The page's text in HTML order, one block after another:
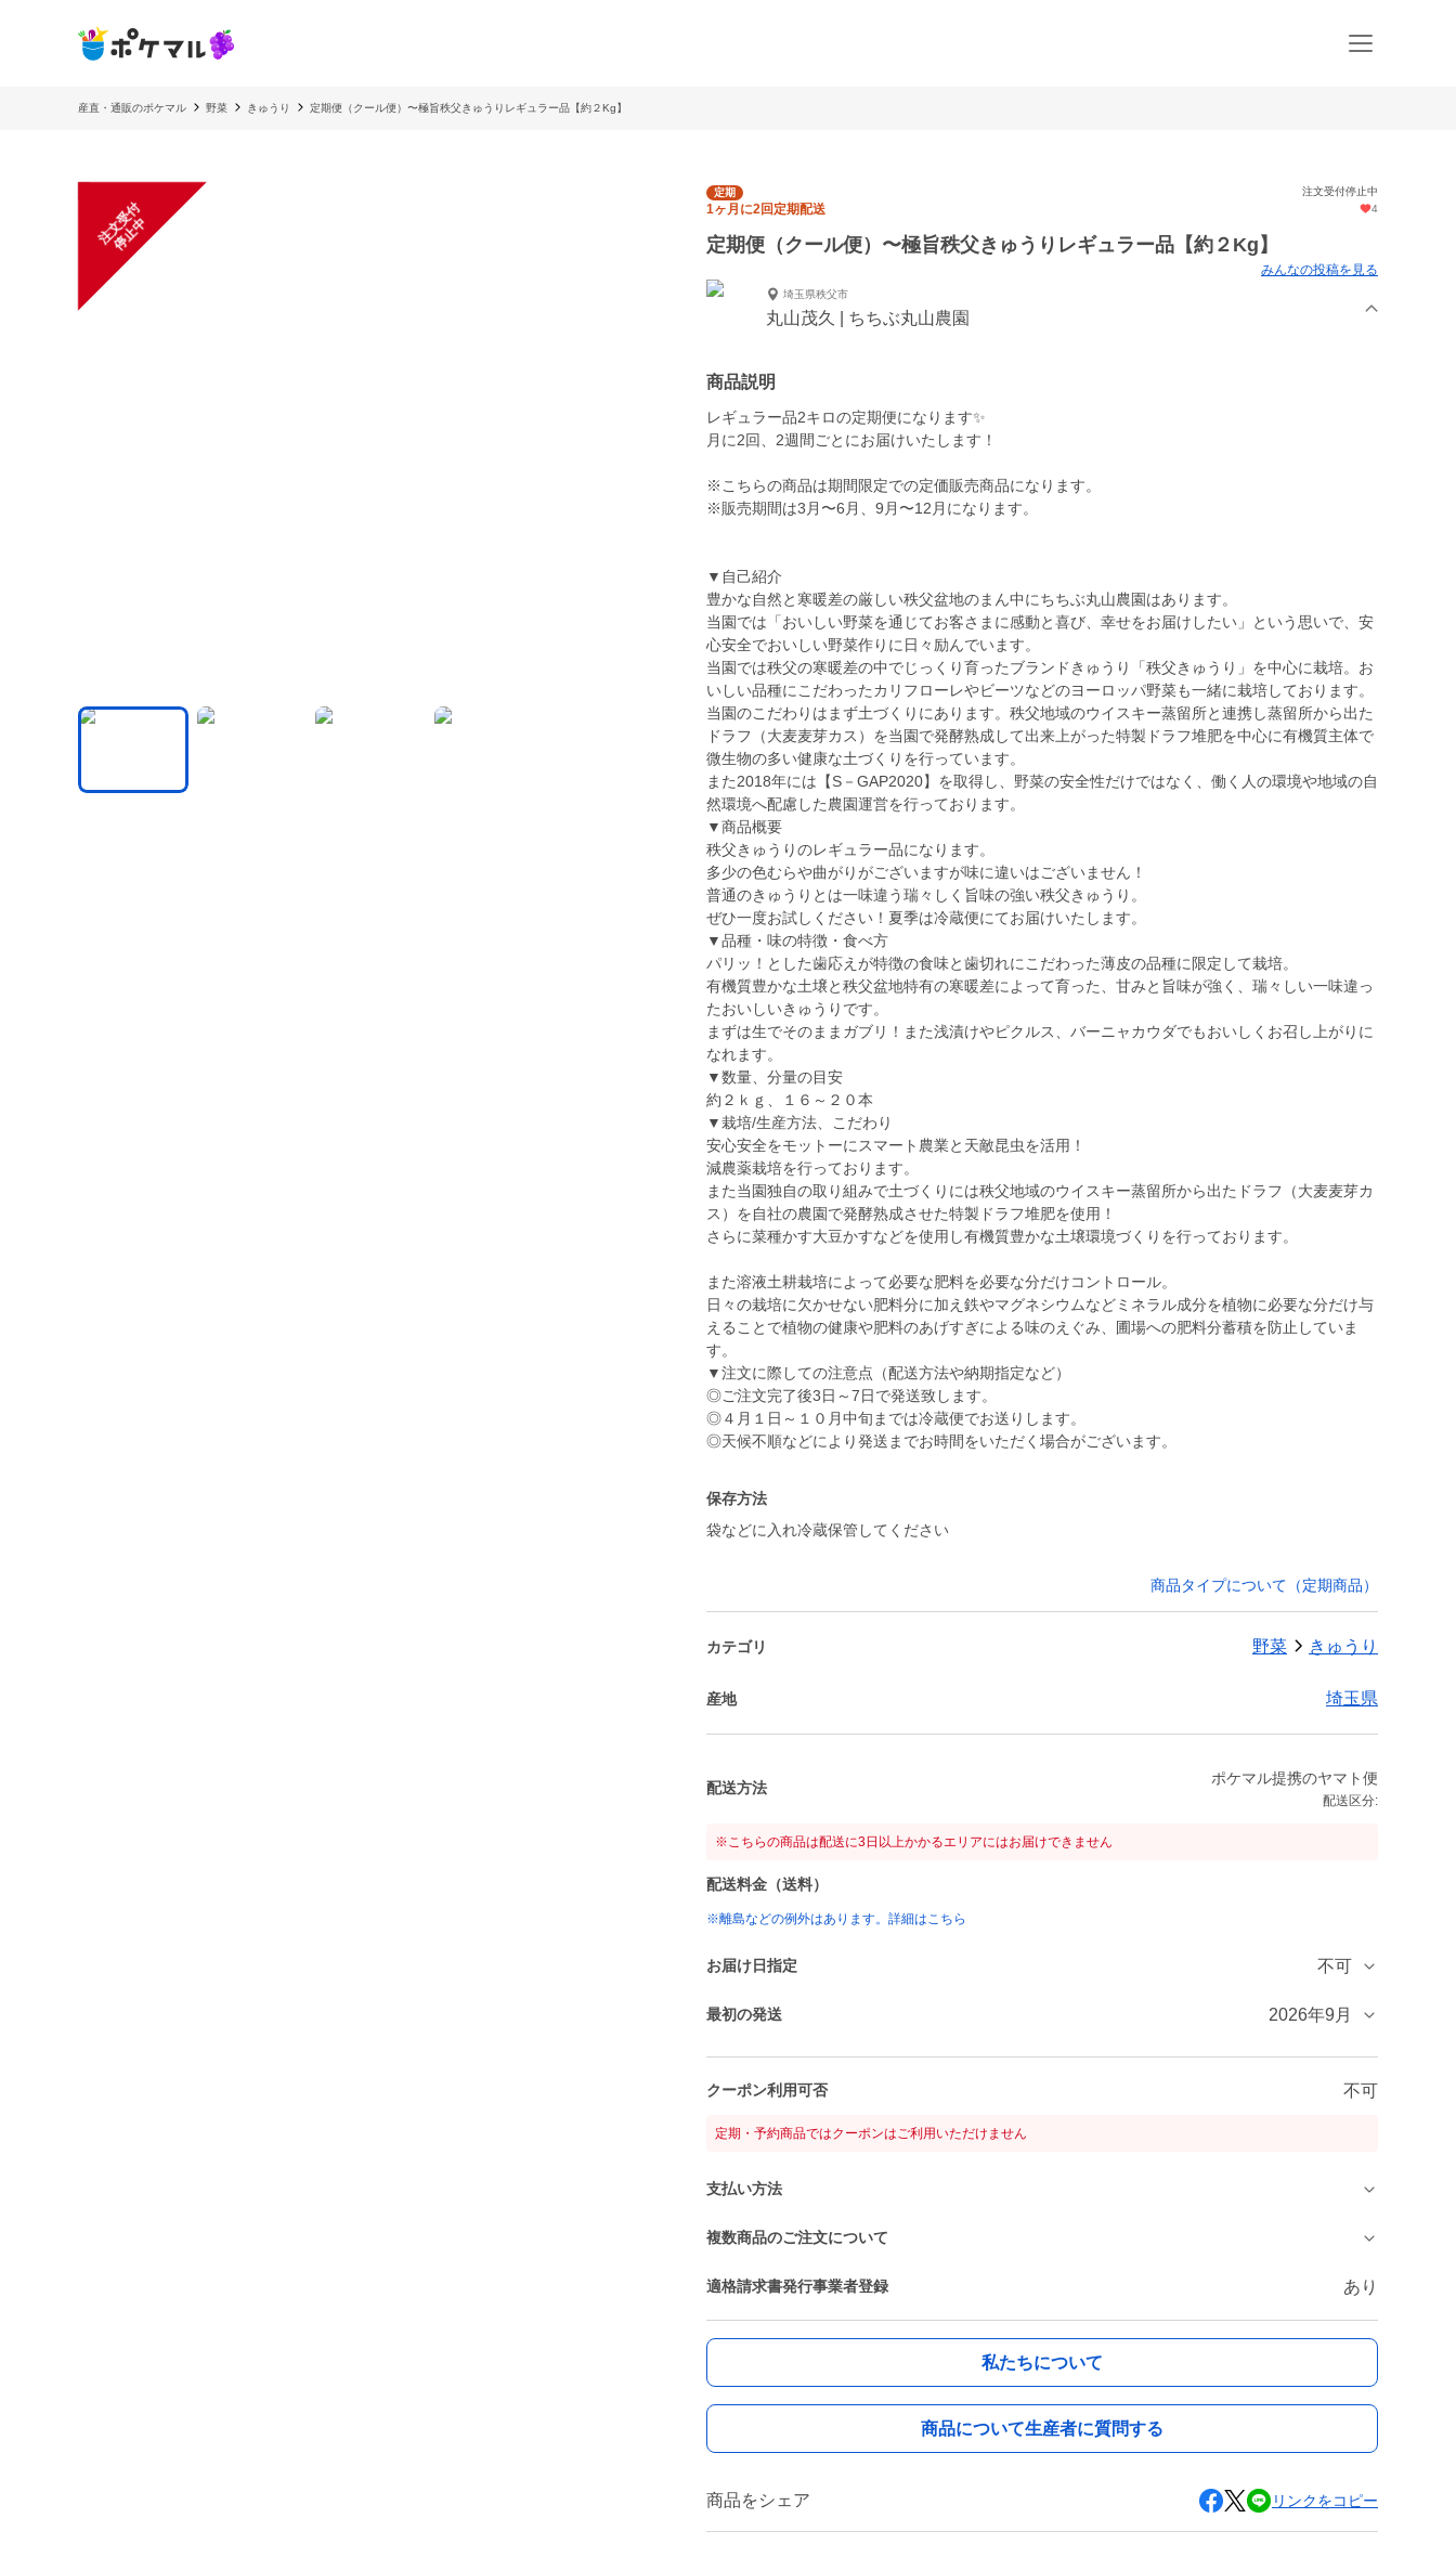
産直・通販のポケマル 野菜 きゅうり 定期便（クール便）〜極旨秩父きゅうりレギュラー品【約２Kg】
注
文
受
付
停
止
中
定期 注文受付停止中
1ヶ月に2回定期配送 4
定期便（クール便）〜極旨秩父きゅうりレギュラー品【約２Kg】
みんなの投稿を見る
埼玉県秩父市
丸山茂久 | ちちぶ丸山農園
商品説明
レギュラー品2キロの定期便になります✨
月に2回、2週間ごとにお届けいたします！
※こちらの商品は期間限定での定価販売商品になります。
※販売期間は3月〜6月、9月〜12月になります。
▼自己紹介
豊かな自然と寒暖差の厳しい秩父盆地のまん中にちちぶ丸山農園はあります。
当園では「おいしい野菜を通じてお客さまに感動と喜び、幸せをお届けしたい」という思いで、安
心安全でおいしい野菜作りに日々励んでいます。
当園では秩父の寒暖差の中でじっくり育ったブランドきゅうり「秩父きゅうり」を中心に栽培。お
いしい品種にこだわったカリフローレやビーツなどのヨーロッパ野菜も一緒に栽培しております。
当園のこだわりはまず土づくりにあります。秩父地域のウイスキー蒸留所と連携し蒸留所から出た
ドラフ（大麦麦芽カス）を当園で発酵熟成して出来上がった特製ドラフ堆肥を中心に有機質主体で
微生物の多い健康な土づくりを行っています。
また2018年には【S－GAP2020】を取得し、野菜の安全性だけではなく、働く人の環境や地域の自
然環境へ配慮した農園運営を行っております。
▼商品概要
秩父きゅうりのレギュラー品になります。
多少の色むらや曲がりがございますが味に違いはございません！
普通のきゅうりとは一味違う瑞々しく旨味の強い秩父きゅうり。
ぜひ一度お試しください！夏季は冷蔵便にてお届けいたします。
▼品種・味の特徴・食べ方
パリッ！とした歯応えが特徴の食味と歯切れにこだわった薄皮の品種に限定して栽培。
有機質豊かな土壌と秩父盆地特有の寒暖差によって育った、甘みと旨味が強く、瑞々しい一味違っ
たおいしいきゅうりです。
まずは生でそのままガブリ！また浅漬けやピクルス、バーニャカウダでもおいしくお召し上がりに
なれます。
▼数量、分量の目安
約２ｋｇ、１６～２０本
▼栽培/生産方法、こだわり
安心安全をモットーにスマート農業と天敵昆虫を活用！
減農薬栽培を行っております。
また当園独自の取り組みで土づくりには秩父地域のウイスキー蒸留所から出たドラフ（大麦麦芽カ
ス）を自社の農園で発酵熟成させた特製ドラフ堆肥を使用！
さらに菜種かす大豆かすなどを使用し有機質豊かな土壌環境づくりを行っております。
また溶液土耕栽培によって必要な肥料を必要な分だけコントロール。
日々の栽培に欠かせない肥料分に加え鉄やマグネシウムなどミネラル成分を植物に必要な分だけ与
えることで植物の健康や肥料のあげすぎによる味のえぐみ、圃場への肥料分蓄積を防止していま
す。
▼注文に際しての注意点（配送方法や納期指定など）
◎ご注文完了後3日～7日で発送致します。
◎４月１日～１０月中旬までは冷蔵便でお送りします。
◎天候不順などにより発送までお時間をいただく場合がございます。
保存方法
袋などに入れ冷蔵保管してください
商品タイプについて（定期商品）
カテゴリ 野菜 きゅうり
産地 埼玉県
配送方法
ポケマル提携のヤマト便
配送区分:
※こちらの商品は配送に3日以上かかるエリアにはお届けできません
配送料金（送料）
※離島などの例外はあります。詳細はこちら
お届け日指定 不可
最初の発送 2026年9月
クーポン利用可否 不可
定期・予約商品ではクーポンはご利用いただけません
支払い方法
複数商品のご注文について
適格請求書発行事業者登録 あり
私たちについて
商品について生産者に質問する
商品をシェア リンクをコピー